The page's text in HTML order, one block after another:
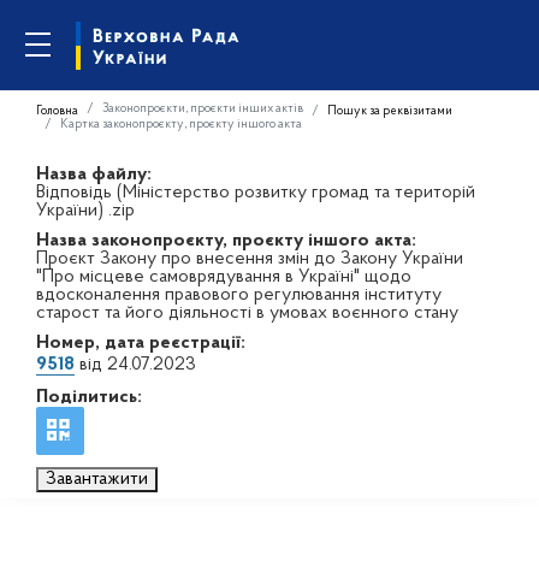
Головна Законопроєкти, проєкти інших актів
Пошук за реквізитами
Картка законопроєкту, проєкту іншого акта
Назва файлу:
Відповідь (Міністерство розвитку громад та територій
України) .zip
Назва законопроєкту, проєкту іншого акта:
Проєкт Закону про внесення змін до Закону України
"Про місцеве самоврядування в Україні" щодо
вдосконалення правового регулювання інституту
старост та його діяльності в умовах воєнного стану
Номер, дата реєстрації:
9518 від 24.07.2023
Поділитись:
Завантажити